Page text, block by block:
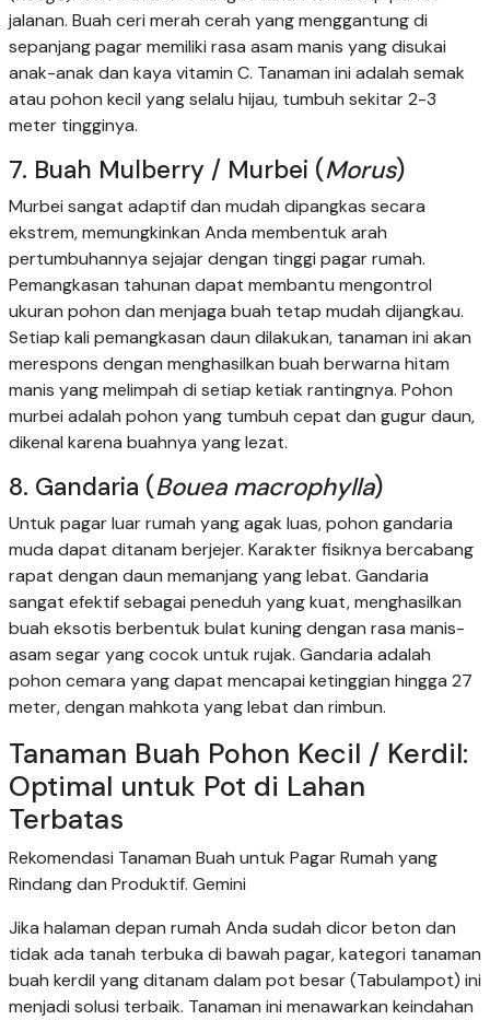
jalanan. Buah ceri merah cerah yang menggantung di
sepanjang pagar memiliki rasa asam manis yang disukai
anak-anak dan kaya vitamin C. Tanaman ini adalah semak
atau pohon kecil yang selalu hijau, tumbuh sekitar 2-3
meter tingginya.
7. Buah Mulberry / Murbei (Morus)
Murbei sangat adaptif dan mudah dipangkas secara
ekstrem, memungkinkan Anda membentuk arah
pertumbuhannya sejajar dengan tinggi pagar rumah.
Pemangkasan tahunan dapat membantu mengontrol
ukuran pohon dan menjaga buah tetap mudah dijangkau.
Setiap kali pemangkasan daun dilakukan, tanaman ini akan
merespons dengan menghasilkan buah berwarna hitam
manis yang melimpah di setiap ketiak rantingnya. Pohon
murbei adalah pohon yang tumbuh cepat dan gugur daun,
dikenal karena buahnya yang lezat.
8. Gandaria (Bouea macrophylla)
Untuk pagar luar rumah yang agak luas, pohon gandaria
muda dapat ditanam berjejer. Karakter fisiknya bercabang
rapat dengan daun memanjang yang lebat. Gandaria
sangat efektif sebagai peneduh yang kuat, menghasilkan
buah eksotis berbentuk bulat kuning dengan rasa manis-
asam segar yang cocok untuk rujak. Gandaria adalah
pohon cemara yang dapat mencapai ketinggian hingga 27
meter, dengan mahkota yang lebat dan rimbun.
Tanaman Buah Pohon Kecil / Kerdil:
Optimal untuk Pot di Lahan
Terbatas
Rekomendasi Tanaman Buah untuk Pagar Rumah yang
Rindang dan Produktif. Gemini
Jika halaman depan rumah Anda sudah dicor beton dan
tidak ada tanah terbuka di bawah pagar, kategori tanaman
buah kerdil yang ditanam dalam pot besar (Tabulampot) ini
menjadi solusi terbaik. Tanaman ini menawarkan keindahan